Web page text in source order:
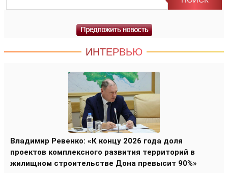
ИНТЕРВЬЮ
Владимир Ревенко: «К концу 2026 года доля
проектов комплексного развития территорий в
жилищном строительстве Дона превысит 90%»